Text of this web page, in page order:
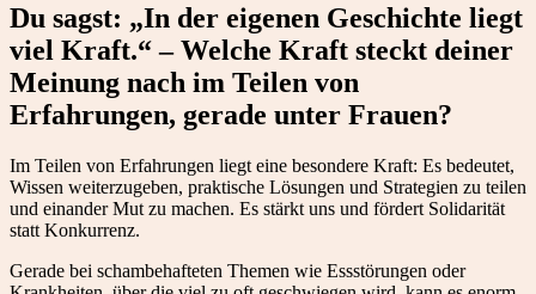
Du sagst: „In der eigenen Geschichte liegt
viel Kraft.“ – Welche Kraft steckt deiner
Meinung nach im Teilen von
Erfahrungen, gerade unter Frauen?
Im Teilen von Erfahrungen liegt eine besondere Kraft: Es bedeutet,
Wissen weiterzugeben, praktische Lösungen und Strategien zu teilen
und einander Mut zu machen. Es stärkt uns und fördert Solidarität
statt Konkurrenz.
Gerade bei schambehafteten Themen wie Essstörungen oder